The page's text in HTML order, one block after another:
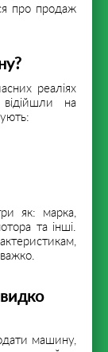
про продаж
реаліях
на
як: марка,
та інші.
машину,